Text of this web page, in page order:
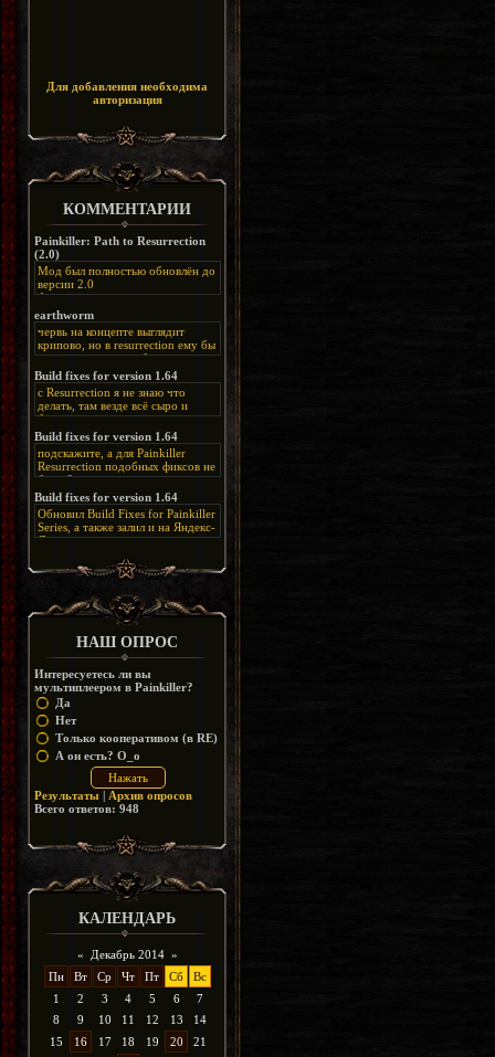
Для добавления необходима
авторизация
КОММЕНТАРИИ
Painkiller: Path to Resurrection
(2.0)
Мод был полностью обновлён до
версии 2.0
Альтернативная
ссылка:
FzzDkRlC8Q
earthworm
червь на концепте выглядит
крипово, но в resurrection ему бы
нашлось место, особенно в
каких-нибудь подземных
катакомбах. жаль, что половину
задумок там вырезали, зато и
рпгшности меньше. build fixes
спасибо что перезалили на
яндекс. а вот в комментах на
сайте у меня пару раз вылезала
левая вставка
https://uzbekmelbet.com/ru/
дико отвлекает от обсуждения
скринов.
Build fixes for version 1.64
с Resurrection я не знаю что
делать, там везде всё сыро и
баговано, от чего и заниматься
этим не хочется, тут либо играть
как есть или искать патчи для
этого дополнения на moddb,
либо же на крайняк играть мод
Resurrection, но настолько что не
особо уже и узнаётся
Build fixes for version 1.64
подскажите, а для Painkiller
Resurrection подобных фиксов не
будет?
Build fixes for version 1.64
Обновил Build Fixes for Painkiller
Series, а также залил и на Яндекс-
Диск
https://disk.yandex.ru/d/_zvZekuO5FTd3Q
НАШ ОПРОС
Интересуетесь ли вы
мультиплеером в Painkiller?
Да
Нет
Только кооперативом (в RE)
А он есть? O_o
Результаты | Архив опросов
Всего ответов: 948
КАЛЕНДАРЬ
« Декабрь 2014 »
Пн
Вт Ср Чт Пт Сб
Вс
1
2 3 4 5 6
7
8
9 10 11 12 13
14
15
16 17 18 19 20
21